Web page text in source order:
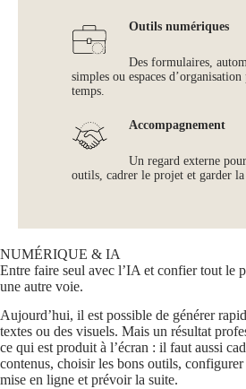
Outils numériques
Des formulaires,
simples ou espaces
temps.
Accompagnement
Un regard externe
outils, cadrer le projet et garder la
NUMÉRIQUE & IA
Entre faire seul avec l’IA et confier tout le
une autre voie.
Aujourd’hui, il est possible de générer
textes ou des visuels. Mais un résultat
ce qui est produit à l’écran : il faut aussi
contenus, choisir les bons outils,
mise en ligne et prévoir la suite.